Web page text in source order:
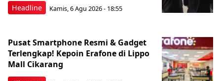
Headline Kamis, 6 Agu 2026 - 18:55
Pusat Smartphone Resmi & Gadget
Terlengkap! Kepoin Erafone di Lippo
Mall Cikarang